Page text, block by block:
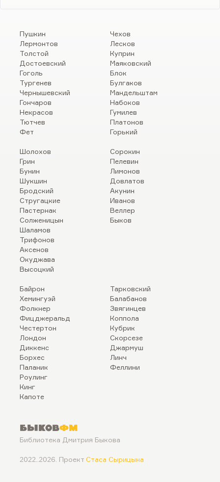
Пушкин
Лермонтов
Толстой
Достоевский
Гоголь
Тургенев
Чернышевский
Гончаров
Некрасов
Тютчев
Фет
Чехов
Лесков
Куприн
Маяковский
Блок
Булгаков
Мандельштам
Набоков
Гумилев
Платонов
Горький
Шолохов
Грин
Бунин
Шукшин
Бродский
Стругацкие
Пастернак
Солженицын
Шаламов
Трифонов
Аксенов
Окуджава
Высоцкий
Сорокин
Пелевин
Лимонов
Довлатов
Акунин
Иванов
Веллер
Быков
Байрон
Хемингуэй
Фолкнер
Фицджеральд
Честертон
Лондон
Диккенс
Борхес
Паланик
Роулинг
Кинг
Капоте
Тарковский
Балабанов
Звягинцев
Коппола
Кубрик
Скорсезе
Джармуш
Линч
Феллини
БыковФМ
Библиотека Дмитрия Быкова
2022..2026. Проект Стаса Сырицына